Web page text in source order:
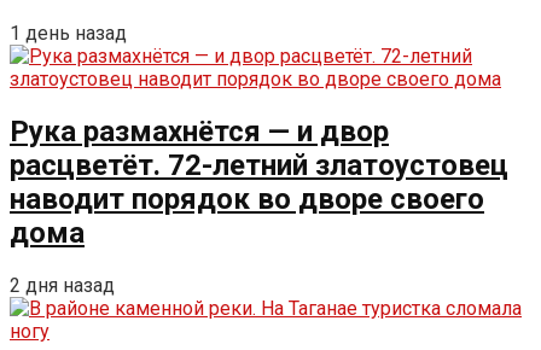
1 день назад
Рука размахнётся — и двор
расцветёт. 72-летний златоустовец
наводит порядок во дворе своего
дома
2 дня назад